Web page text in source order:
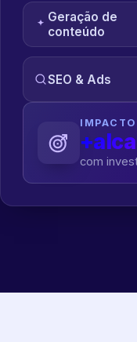
Geração de
conteúdo
SEO & Ads
IMPACTO
com